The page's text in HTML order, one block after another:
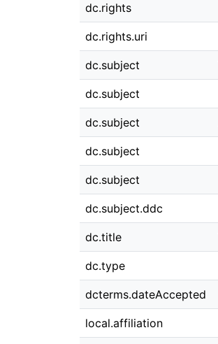
dc.rights
dc.rights.uri
dc.subject
dc.subject
dc.subject
dc.subject
dc.subject
dc.subject.ddc
dc.title
dc.type
dcterms.dateAccepted
local.affiliation